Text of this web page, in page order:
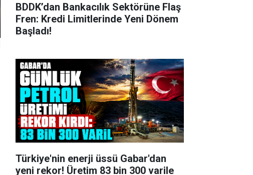
BDDK’dan Bankacılık Sektörüne Flaş
Fren: Kredi Limitlerinde Yeni Dönem
Başladı!
Türkiye'nin enerji üssü Gabar'dan
yeni rekor! Üretim 83 bin 300 varile